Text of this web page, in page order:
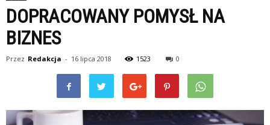
DOPRACOWANY POMYSŁ NA
BIZNES
Przez Redakcja - 16 lipca 2018 1523 0